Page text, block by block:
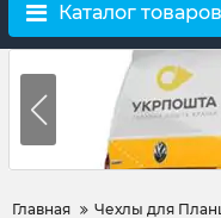
Каталог товаров
Главная Чехлы для